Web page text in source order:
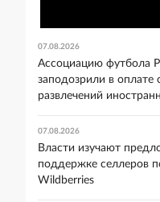
07.08.2026
Ассоциацию футбола
заподозрили в оплате
развлечений
07.08.2026
Власти изучают
поддержке селлеров
Wildberries